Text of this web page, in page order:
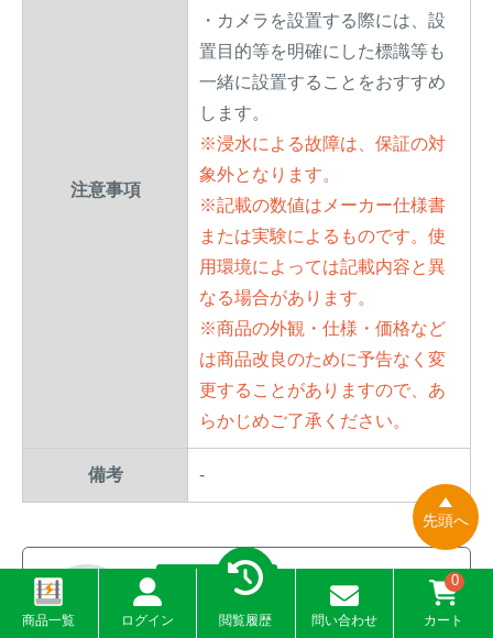
注意事項
・カメラを設置する際には、設
置目的等を明確にした標識等も
一緒に設置することをおすすめ
します。
※浸水による故障は、保証の対
象外となります。
※記載の数値はメーカー仕様書
または実験によるものです。使
用環境によっては記載内容と異
なる場合があります。
※商品の外観・仕様・価格など
は商品改良のために予告なく変
更することがありますので、あ
らかじめご了承ください。
備考 -
非通信モデル
機能・性能を比較できる便利な一覧表
トレイルカメラ比較表
商品一覧 ログイン 閲覧履歴 問い合わせ
0
カート
先頭へ